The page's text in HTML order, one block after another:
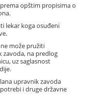
opštim propisima o
lekar koga osuđeni
može pružiti
zavoda, na predlog
uz saglasnost
upravnik zavoda
i druge državne